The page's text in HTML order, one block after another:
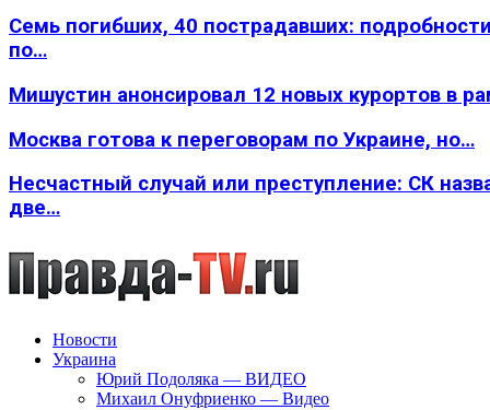
Семь погибших, 40 пострадавших:
по…
Мишустин анонсировал 12 новых курортов в
Москва готова к переговорам по Украине, но…
Несчастный случай или преступление: СК
две…
Новости
Украина
Юрий Подоляка — ВИДЕО
Михаил Онуфриенко — Видео